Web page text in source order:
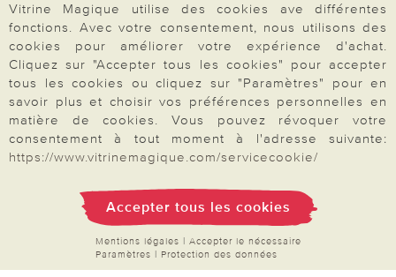
Paiement & Livraison
À propos de nous
Besoin d'aide?
Mentions légales|CGV|Données & liberté|Vie privée & cookies
Prix en Euro, TVA légale incluse
Vitrine Magique utilise des cookies ave différentes
fonctions. Avec votre consentement, nous utilisons des
cookies pour améliorer votre expérience d'achat.
Cliquez sur "Accepter tous les cookies" pour accepter
tous les cookies ou cliquez sur "Paramètres" pour en
savoir plus et choisir vos préférences personnelles en
matière de cookies. Vous pouvez révoquer votre
consentement à tout moment à l'adresse suivante:
https://www.vitrinemagique.com/servicecookie/
Accepter tous les cookies
Mentions légales | Accepter le nécessaire
Paramètres | Protection des données